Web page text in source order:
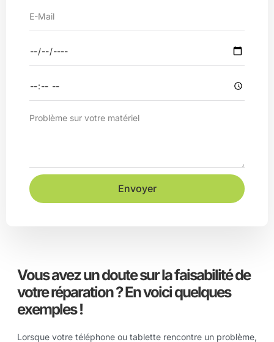
Envoyer
Vous avez un doute sur la faisabilité de
votre réparation ? En voici quelques
exemples !
Lorsque votre téléphone ou tablette rencontre un problème,